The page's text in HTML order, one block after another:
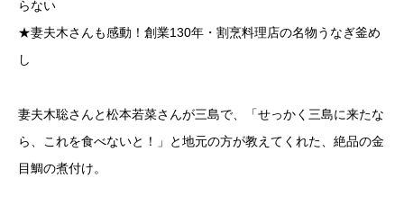
らない
★妻夫木さんも感動！創業130年・割烹料理店の名物うなぎ釜め
し
妻夫木聡さんと松本若菜さんが三島で、「せっかく三島に来たな
ら、これを食べないと！」と地元の方が教えてくれた、絶品の金
目鯛の煮付け。